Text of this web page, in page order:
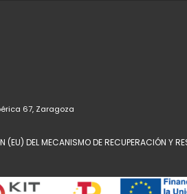
67, Zaragoza
DEL MECANISMO DE RECUPERACIÓN Y